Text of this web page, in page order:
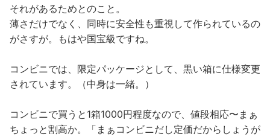
それがあるためとのこと。
薄さだけでなく、同時に安全性も重視して作られているの
がさすが。もはや国宝級ですね。
コンビニでは、限定パッケージとして、黒い箱に仕様変更
されています。（中身は一緒。）
コンビニで買うと1箱1000円程度なので、値段相応〜まぁ
ちょっと割高か。「まぁコンビニだし定価だからしょうが